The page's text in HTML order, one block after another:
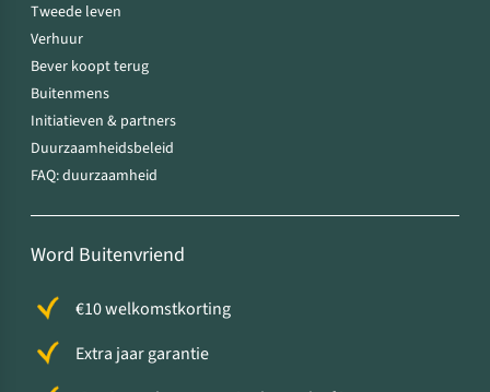
Tweede leven
Verhuur
Bever koopt terug
Buitenmens
Initiatieven & partners
Duurzaamheidsbeleid
FAQ: duurzaamheid
Word Buitenvriend
€10 welkomstkorting
Extra jaar garantie